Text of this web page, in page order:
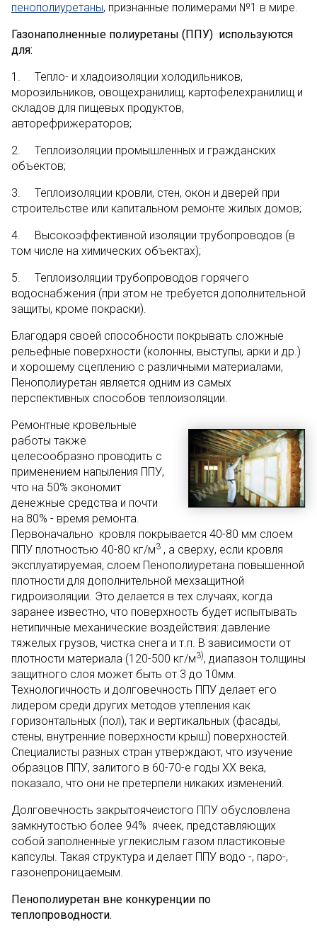
пенополиуретаны, признанные полимерами №1 в мире.
Газонаполненные полиуретаны (ППУ) используются
для:
1. Тепло- и хладоизоляции холодильников,
морозильников, овощехранилищ, картофелехранилищ и
складов для пищевых продуктов,
авторефрижераторов;
2. Теплоизоляции промышленных и гражданских
объектов;
3. Теплоизоляции кровли, стен, окон и дверей при
строительстве или капитальном ремонте жилых домов;
4. Высокоэффективной изоляции трубопроводов (в
том числе на химических объектах);
5. Теплоизоляции трубопроводов горячего
водоснабжения (при этом не требуется дополнительной
защиты, кроме покраски).
Благодаря своей способности покрывать сложные
рельефные поверхности (колонны, выступы, арки и др.)
и хорошему сцеплению с различными материалами,
Пенополиуретан является одним из самых
перспективных способов теплоизоляции.
Ремонтные кровельные
работы также
целесообразно проводить с
применением напыления ППУ,
что на 50% экономит
денежные средства и почти
на 80% - время ремонта.
Первоначально кровля покрывается 40-80 мм слоем
ППУ плотностью 40-80 кг/м3 , а сверху, если кровля
эксплуатируемая, слоем Пенополиуретана повышенной
плотности для дополнительной мехзащитной
гидроизоляции. Это делается в тех случаях, когда
заранее известно, что поверхность будет испытывать
нетипичные механические воздействия: давление
тяжелых грузов, чистка снега и т.п. В зависимости от
плотности материала (120-500 кг/м3), диапазон толщины
защитного слоя может быть от 3 до 10мм.
Технологичность и долговечность ППУ делает его
лидером среди других методов утепления как
горизонтальных (пол), так и вертикальных (фасады,
стены, внутренние поверхности крыш) поверхностей.
Специалисты разных стран утверждают, что изучение
образцов ППУ, залитого в 60-70-е годы ХХ века,
показало, что они не претерпели никаких изменений.
Долговечность закрытоячеистого ППУ обусловлена
замкнутостью более 94% ячеек, представляющих
собой заполненные углекислым газом пластиковые
капсулы. Такая структура и делает ППУ водо -, паро-,
газонепроницаемым.
Пенополиуретан вне конкуренции по
теплопроводности.